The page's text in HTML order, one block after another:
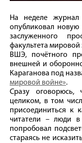
На неделе журнал
опубликовал новую
заслуженного
факультета
ВШЭ, почётного
внешней и
Караганова под
мировой войне».
Сразу оговорюсь,
целиком, в том
присоединиться к
читатели – люди
попробовал
стараясь не